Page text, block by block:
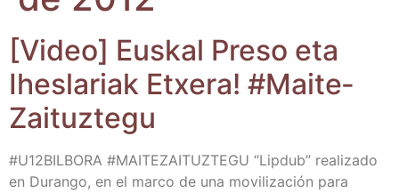
[Video] Eus­kal Pre­so eta
Ihes­la­riak Etxe­ra! #Mai­te­
Zai­tuz­te­gu
#U12BILBORA #MAITEZAITUZTEGU “Lip­dub” rea­li­za­do
en Duran­go, en el mar­co de una movi­li­za­ción para